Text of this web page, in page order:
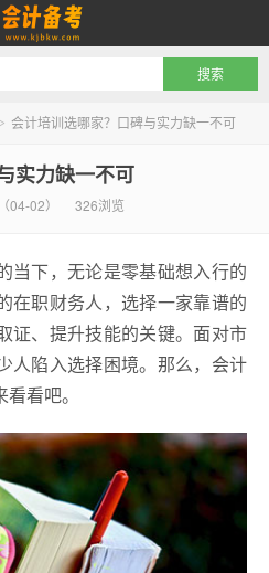
> 会计培训选哪家？口碑与实力缺一不可
实力缺一不可
04-02） 326浏览
当下，无论是零基础想入行的
在职财务人，选择一家靠谱的
证、提升技能的关键。面对市
人陷入选择困境。那么，会计
看吧。